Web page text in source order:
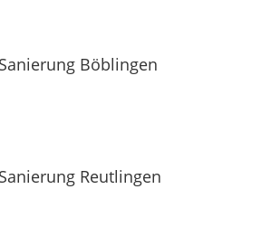
Böblingen
Reutlingen